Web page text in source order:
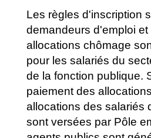
Les règles d'inscription
demandeurs d'emploi
allocations chômage
pour les salariés du
de la fonction publique.
paiement des
allocations des salariés
sont versées par Pôle